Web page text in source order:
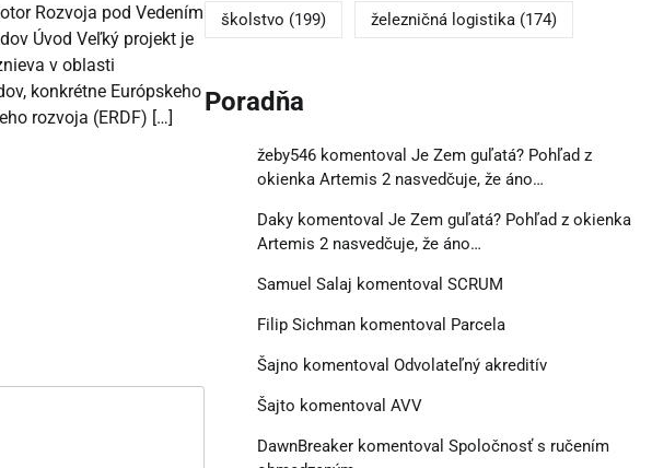
Rozvoja pod Vedením
Úvod Veľký projekt je
v oblasti
konkrétne Európskeho
rozvoja (ERDF) […]
školstvo (199) železničná logistika(174)
Poradňa
žeby546komentoval Je Zem guľatá? Pohľad z
okienka Artemis 2 nasvedčuje, že áno…
Dakykomentoval Je Zem guľatá? Pohľad z okienka
Artemis 2 nasvedčuje, že áno…
Samuel Salaj komentoval SCRUM
Filip Sichmankomentoval Parcela
Šajno komentoval Odvolateľný akreditív
Šajto komentoval AVV
DawnBreakerkomentoval Spoločnosť s ručením